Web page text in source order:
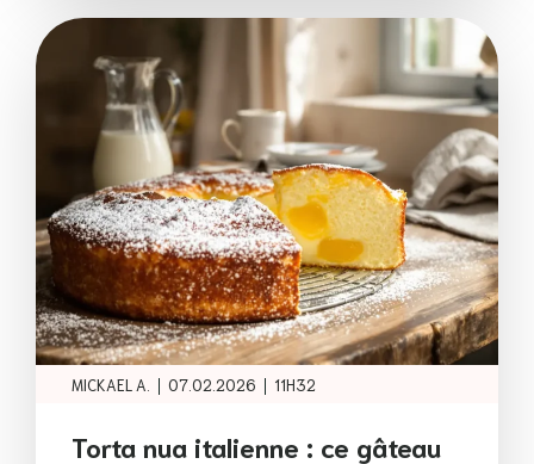
MICKAEL A. | 07.02.2026 | 11H32
Torta nua italienne : ce gâteau